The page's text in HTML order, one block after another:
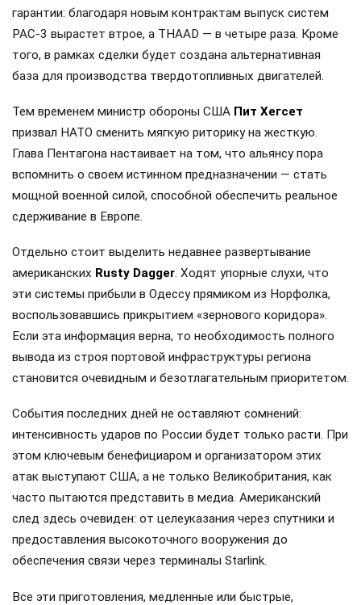
гарантии: благодаря новым контрактам выпуск систем
PAC-3 вырастет втрое, а THAAD — в четыре раза. Кроме
того, в рамках сделки будет создана альтернативная
база для производства твердотопливных двигателей.
Тем временем министр обороны США Пит Хегсет
призвал НАТО сменить мягкую риторику на жесткую.
Глава Пентагона настаивает на том, что альянсу пора
вспомнить о своем истинном предназначении — стать
мощной военной силой, способной обеспечить реальное
сдерживание в Европе.
Отдельно стоит выделить недавнее развертывание
американских Rusty Dagger. Ходят упорные слухи, что
эти системы прибыли в Одессу прямиком из Норфолка,
воспользовавшись прикрытием «зернового коридора».
Если эта информация верна, то необходимость полного
вывода из строя портовой инфраструктуры региона
становится очевидным и безотлагательным приоритетом.
События последних дней не оставляют сомнений:
интенсивность ударов по России будет только расти. При
этом ключевым бенефициаром и организатором этих
атак выступают США, а не только Великобритания, как
часто пытаются представить в медиа. Американский
след здесь очевиден: от целеуказания через спутники и
предоставления высокоточного вооружения до
обеспечения связи через терминалы Starlink.
Все эти приготовления, медленные или быстрые,